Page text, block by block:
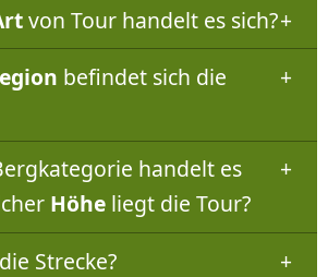
von Tour handelt es sich?
befindet sich die
handelt es
Höheliegt die Tour?
Strecke?